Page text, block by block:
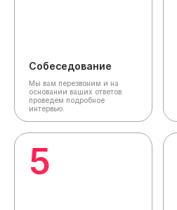
Собеседование
Мы вам перезвоним и на
основании ваших ответов
проведем подробное
интервью.
5